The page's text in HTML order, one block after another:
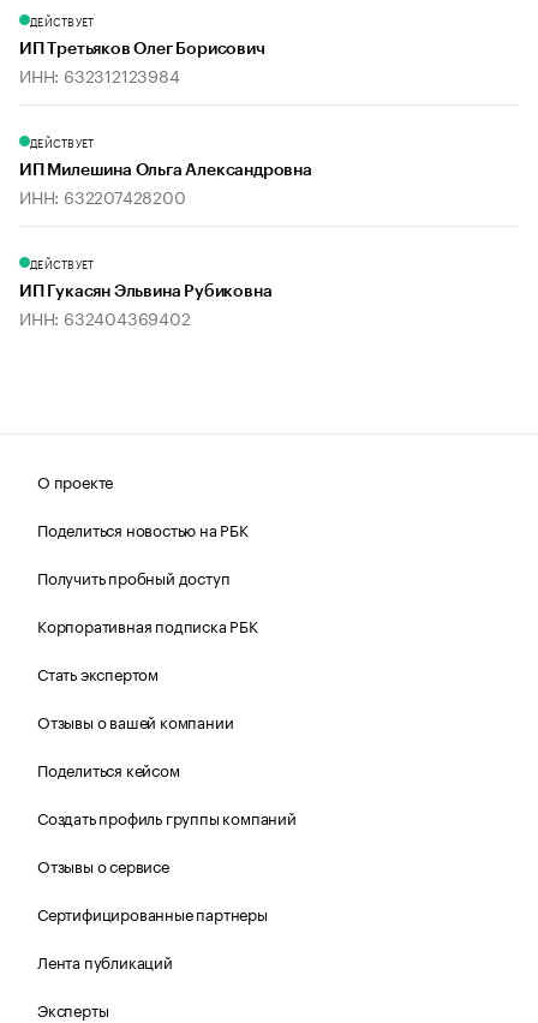
ДЕЙСТВУЕТ
ИП Третьяков Олег Борисович
ИНН: 632312123984
ДЕЙСТВУЕТ
ИП Милешина Ольга Александровна
ИНН: 632207428200
ДЕЙСТВУЕТ
ИП Гукасян Эльвина Рубиковна
ИНН: 632404369402
О проекте
Поделиться новостью на РБК
Получить пробный доступ
Корпоративная подписка РБК
Стать экспертом
Отзывы о вашей компании
Поделиться кейсом
Создать профиль группы компаний
Отзывы о сервисе
Сертифицированные партнеры
Лента публикаций
Эксперты